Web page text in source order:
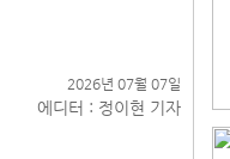
2026년 07월 07일
에디터 : 정이현 기자